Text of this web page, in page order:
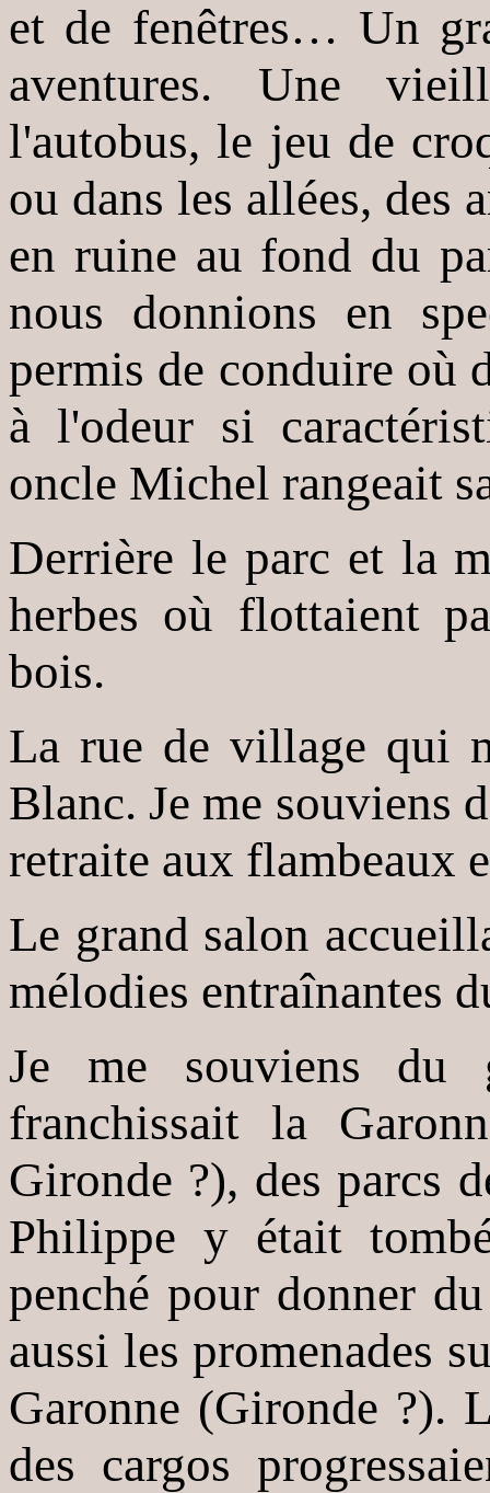
et de fenêtres… Un
aventures. Une
l'autobus, le jeu de
ou dans les allées, des
en ruine au fond du
nous donnions en
permis de conduire où
à l'odeur si
oncle Michel rangeait
Derrière le parc et la
herbes où flottaient
bois.
La rue de village qui
Blanc. Je me souviens
retraite aux flambeaux
Le grand salon
mélodies entraînantes
Je me souviens du
franchissait la
Gironde ?), des parcs
Philippe y était
penché pour donner
aussi les promenades
Garonne (Gironde ?).
des cargos